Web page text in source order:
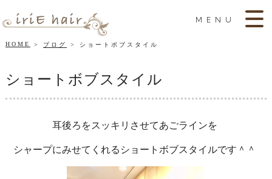
MENU
HOME ブログ ショートボブスタイル
ショートボブスタイル
耳後ろをスッキリさせてあごラインを
シャープにみせてくれるショートボブスタイルです＾＾